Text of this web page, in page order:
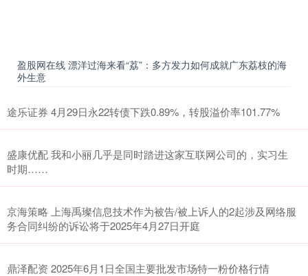
盈股网在线 漂洋过海来看“荔”：多方发力如何成就广东荔枝的海
外生意
途乐证券 4月29日永22转债下跌0.89%，转股溢价率101.77%
盛康优配 我和小丽几乎是同时踏进这家互联网公司的，实习生
时期……
京海策略 上海禹璨信息技术作为被告/被上诉人的2起涉及网络服
务合同纠纷的诉讼将于2025年4月27日开庭
鼎泽配资 2025年6月1日全国主要批发市场特一粉价格行情